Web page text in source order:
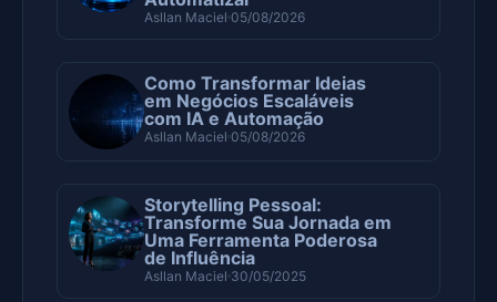
Asllan Maciel 05/08/2026
Como Transformar Ideias
em Negócios Escaláveis
com IA e Automação
Asllan Maciel 05/08/2026
Storytelling Pessoal:
Transforme Sua Jornada em
Uma Ferramenta Poderosa
de Influência
Asllan Maciel 30/05/2025